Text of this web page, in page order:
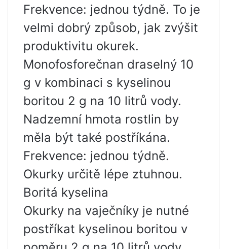
Frekvence: jednou týdně. To je
velmi dobrý způsob, jak zvýšit
produktivitu okurek.
Monofosforečnan draselný 10
g v kombinaci s kyselinou
boritou 2 g na 10 litrů vody.
Nadzemní hmota rostlin by
měla být také postříkána.
Frekvence: jednou týdně.
Okurky určitě lépe ztuhnou.
Boritá kyselina
Okurky na vaječníky je nutné
postříkat kyselinou boritou v